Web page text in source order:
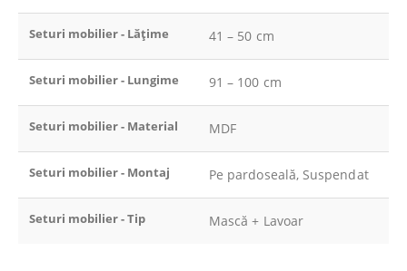
Seturi mobilier - Lățime 41 – 50 cm
Seturi mobilier - Lungime 91 – 100 cm
Seturi mobilier - Material MDF
Seturi mobilier - Montaj Pe pardoseală, Suspendat
Seturi mobilier - Tip Mască + Lavoar